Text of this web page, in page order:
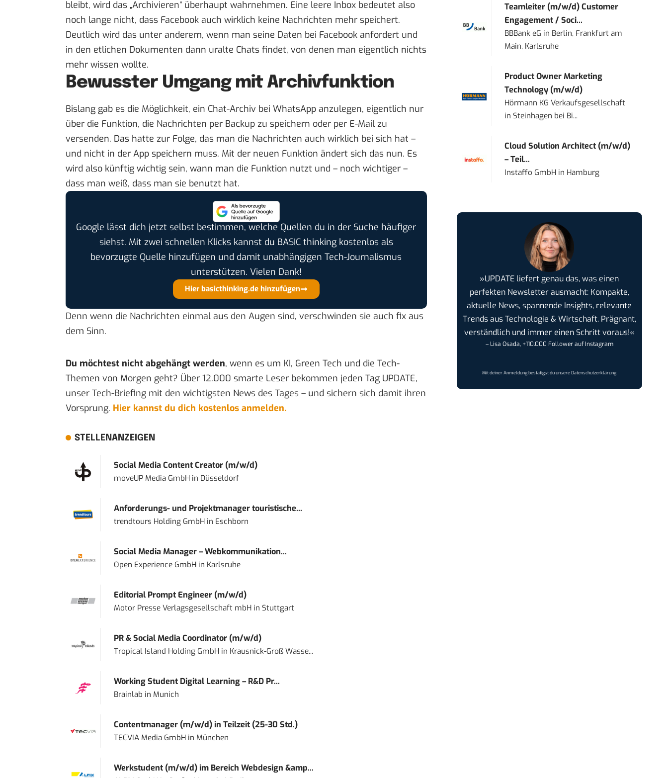
bleibt, wird das „Archivieren“ überhaupt wahrnehmen. Eine leere Inbox bedeutet also
noch lange nicht, dass Facebook auch wirklich keine Nachrichten mehr speichert.
Deutlich wird das unter anderem, wenn man seine Daten bei Facebook anfordert und
in den etlichen Dokumenten dann uralte Chats findet, von denen man eigentlich nichts
mehr wissen wollte.
Bewusster Umgang mit Archivfunktion
Bislang gab es die Möglichkeit, ein Chat-Archiv bei WhatsApp anzulegen, eigentlich nur
über die Funktion, die Nachrichten per Backup zu speichern oder per E-Mail zu
versenden. Das hatte zur Folge, das man die Nachrichten auch wirklich bei sich hat –
und nicht in der App speichern muss. Mit der neuen Funktion ändert sich das nun. Es
wird also künftig wichtig sein, wann man die Funktion nutzt und – noch wichtiger –
dass man weiß, dass man sie benutzt hat.
Google lässt dich jetzt selbst bestimmen, welche Quellen du in der Suche häufiger
siehst. Mit zwei schnellen Klicks kannst du BASIC thinking kostenlos als
bevorzugte Quelle hinzufügen und damit unabhängigen Tech-Journalismus
unterstützen. Vielen Dank!
Hier basicthinking.de hinzufügen
Denn wenn die Nachrichten einmal aus den Augen sind, verschwinden sie auch fix aus
dem Sinn.
Du möchtest nicht abgehängt werden, wenn es um KI, Green Tech und die Tech-
Themen von Morgen geht? Über 12.000 smarte Leser bekommen jeden Tag UPDATE,
unser Tech-Briefing mit den wichtigsten News des Tages – und sichern sich damit ihren
Vorsprung. Hier kannst du dich kostenlos anmelden.
STELLENANZEIGEN
Social Media Content Creator (m/w/d)
moveUP Media GmbHin Düsseldorf
Anforderungs- und Projektmanager touristische...
trendtours Holding GmbHin Eschborn
Social Media Manager – Webkommunikation...
Open Experience GmbHin Karlsruhe
Editorial Prompt Engineer (m/w/d)
Motor Presse Verlagsgesellschaft mbHin Stuttgart
PR & Social Media Coordinator (m/w/d)
Tropical Island Holding GmbHin Krausnick-Groß Wasse...
Working Student Digital Learning – R&D Pr...
Brainlab in Munich
Contentmanager (m/w/d) in Teilzeit (25-30 Std.)
TECVIA Media GmbHin München
Werkstudent (m/w/d) im Bereich Webdesign &amp...
Teamleiter (m/w/d) Customer
Engagement / Soci...
BBBank eG in Berlin, Frankfurt am
Main, Karlsruhe
Product Owner Marketing
Technology (m/w/d)
Hörmann KG Verkaufsgesellschaft
in Steinhagen bei Bi...
Cloud Solution Architect (m/w/d)
– Teil...
Instaffo GmbH in Hamburg
»UPDATE liefert genau das, was einen
perfekten Newsletter ausmacht: Kompakte,
aktuelle News, spannende Insights, relevante
Trends aus Technologie & Wirtschaft. Prägnant,
verständlich und immer einen Schritt voraus!«
– Lisa Osada, +110.000 Follower auf Instagram
Mit deiner Anmeldung bestätigst du unsereDatenschutzerklärung